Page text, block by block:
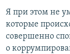
Я при этом не
которые
совершенно
о